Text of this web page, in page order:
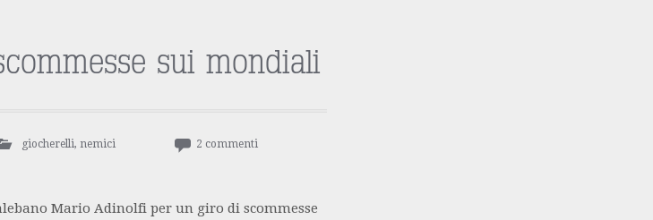
sui mondiali
giocherelli, nemici 2 commenti
Mario Adinolfi per un giro di scommesse